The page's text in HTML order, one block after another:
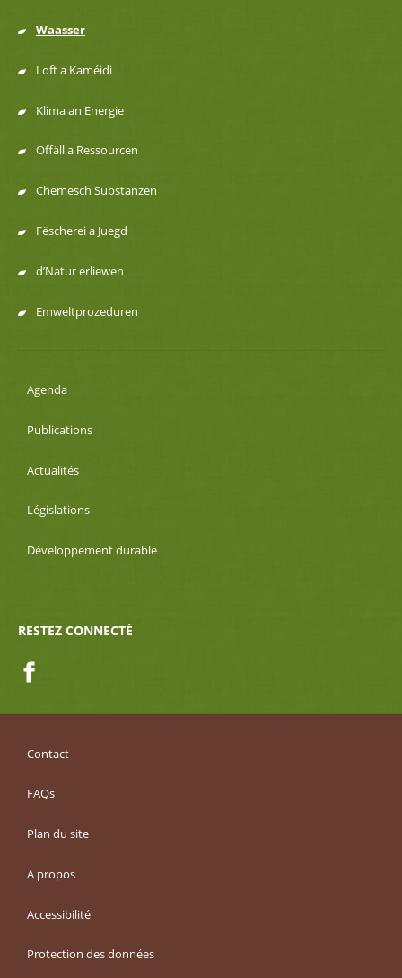
Menu
de
navigation
Waasser
Loft a Kaméidi
Klima an Energie
Offäll a Ressourcen
Chemesch Substanzen
Fëscherei a Juegd
d’Natur erliewen
Emweltprozeduren
Agenda
Publications
Actualités
Législations
Développement durable
RESTEZ CONNECTÉ
Contact
FAQs
Plan du site
A propos
Accessibilité
Protection des données